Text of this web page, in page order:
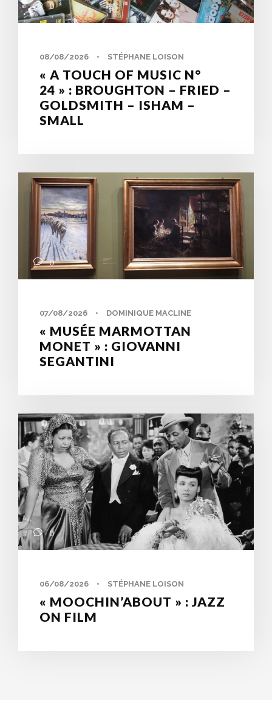
0
08/08/2026 • STÉPHANE LOISON
« A TOUCH OF MUSIC N°
24 » : BROUGHTON – FRIED –
GOLDSMITH – ISHAM –
SMALL
0
07/08/2026 • DOMINIQUE MACLINE
« MUSÉE MARMOTTAN
MONET » : GIOVANNI
SEGANTINI
0
06/08/2026 • STÉPHANE LOISON
« MOOCHIN’ABOUT » : JAZZ
ON FILM